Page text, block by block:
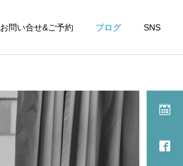
お問い合せ&ご予約 ブログ SNS